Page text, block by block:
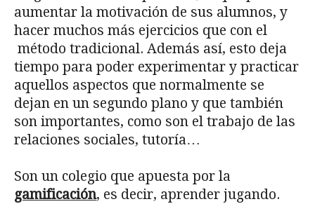
aumentar la motivación de sus alumnos, y
hacer muchos más ejercicios que con el
método tradicional. Además así, esto deja
tiempo para poder experimentar y practicar
aquellos aspectos que normalmente se
dejan en un segundo plano y que también
son importantes, como son el trabajo de las
relaciones sociales, tutoría…
Son un colegio que apuesta por la
gamificación, es decir, aprender jugando.